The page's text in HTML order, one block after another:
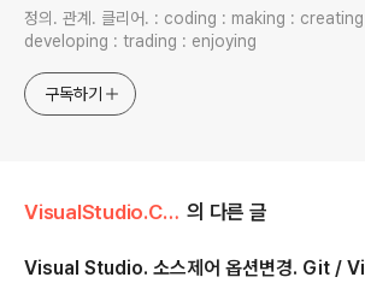
정의. 관계. 클리어. : coding : making : creating :
developing : trading : enjoying
구독하기
VisualStudio.C++.C# 의 다른 글
Visual Studio. 소스제어 옵션변경. Git / Vi